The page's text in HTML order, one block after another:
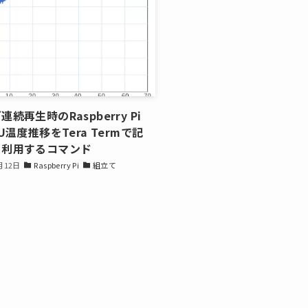
続再生時のRaspberry Pi
温度推移をTera Termで記
用するコマンド
12日 Raspberry Pi 組立て